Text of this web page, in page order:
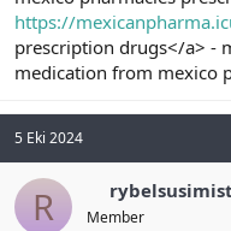
t
a
n
i
h
i
https://
prescription drugs</a> -
medication from mexico
5 Eki 2024
R rybelsusimist
Member